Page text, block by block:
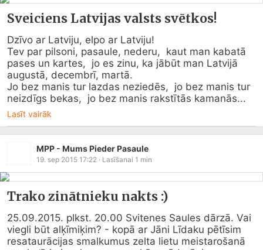
Sveiciens Latvijas valsts svētkos!
Dzīvo ar Latviju, elpo ar Latviju!
Tev par pilsoni, pasaule, nederu,  kaut man kabatā
pases un kartes,  jo es zinu, ka jābūt man Latvijā
augustā, decembrī, martā.
Jo bez manis tur lazdas neziedēs,  jo bez manis tur
neizdīgs bekas,  jo bez manis rakstītās kamanās...
Lasīt vairāk
MPP - Mums Pieder Pasaule
19. sep 2015 17:22 · Lasīšanai 1 min
Trako zinātnieku nakts :)
25.09.2015. plkst. 20.00 Svitenes Saules dārzā. Vai
viegli būt alķīmiķim? - kopā ar Jāni Līdaku pētīsim
resataurācijas smalkumus zelta lietu meistarošanā